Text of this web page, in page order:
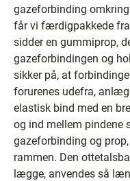
gazeforbinding
får vi færdigpakkede
sidder en gummiprop,
gazeforbindingen og
sikker på, at
forurenes udefra,
elastisk bind med en
og ind mellem pindene
gazeforbinding og
rammen. Den
lægge, anvendes så